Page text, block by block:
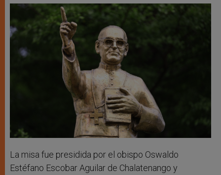
La misa fue presidida por el obispo Oswaldo
Estéfano Escobar Aguilar de Chalatenango y